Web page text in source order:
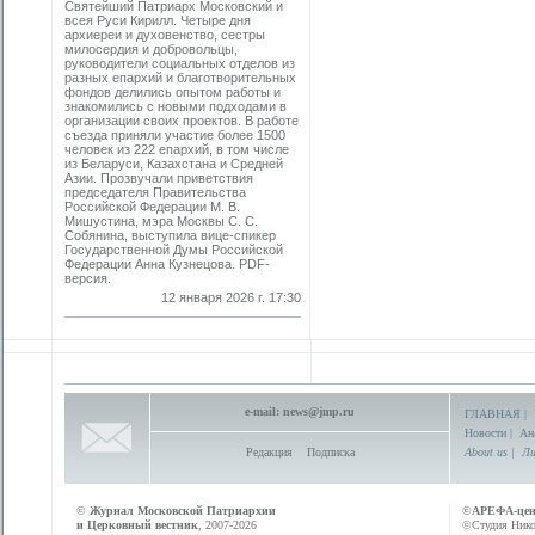
Святейший Патриарх Московский и
всея Руси Кирилл. Четыре дня
архиереи и духовенство, сестры
милосердия и добровольцы,
руководители социальных отделов из
разных епархий и благотворительных
фондов делились опытом работы и
знакомились с новыми подходами в
организации своих проектов. В работе
съезда приняли участие более 1500
человек из 222 епархий, в том числе
из Беларуси, Казахстана и Средней
Азии. Прозвучали приветствия
председателя Правительства
Российской Федерации М. В.
Мишустина, мэра Москвы С. С.
Собянина, выступила вице-спикер
Государственной Думы Российской
Федерации Анна Кузнецова. PDF-
версия.
12 января 2026 г. 17:30
e-mail: news@jmp.ru
Редакция Подписка
ГЛАВНАЯ |
Новости |
About us |
© Журнал Московской Патриархии
и Церковный вестник , 2007-2026
©АРЕФА-
©Студия